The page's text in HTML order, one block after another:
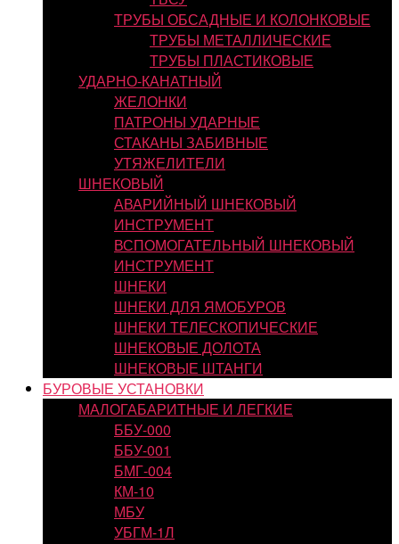
ТРУБЫ ОБСАДНЫЕ И КОЛОНКОВЫЕ
ТРУБЫ МЕТАЛЛИЧЕСКИЕ
ТРУБЫ ПЛАСТИКОВЫЕ
УДАРНО-КАНАТНЫЙ
ЖЕЛОНКИ
ПАТРОНЫ УДАРНЫЕ
СТАКАНЫ ЗАБИВНЫЕ
УТЯЖЕЛИТЕЛИ
ШНЕКОВЫЙ
АВАРИЙНЫЙ ШНЕКОВЫЙ
ИНСТРУМЕНТ
ВСПОМОГАТЕЛЬНЫЙ ШНЕКОВЫЙ
ИНСТРУМЕНТ
ШНЕКИ
ШНЕКИ ДЛЯ ЯМОБУРОВ
ШНЕКИ ТЕЛЕСКОПИЧЕСКИЕ
ШНЕКОВЫЕ ДОЛОТА
ШНЕКОВЫЕ ШТАНГИ
БУРОВЫЕ УСТАНОВКИ
МАЛОГАБАРИТНЫЕ И ЛЕГКИЕ
ББУ-000
ББУ-001
БМГ-004
КМ-10
МБУ
УБГМ-1Л